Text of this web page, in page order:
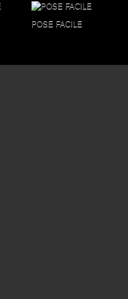
POSE FACILE